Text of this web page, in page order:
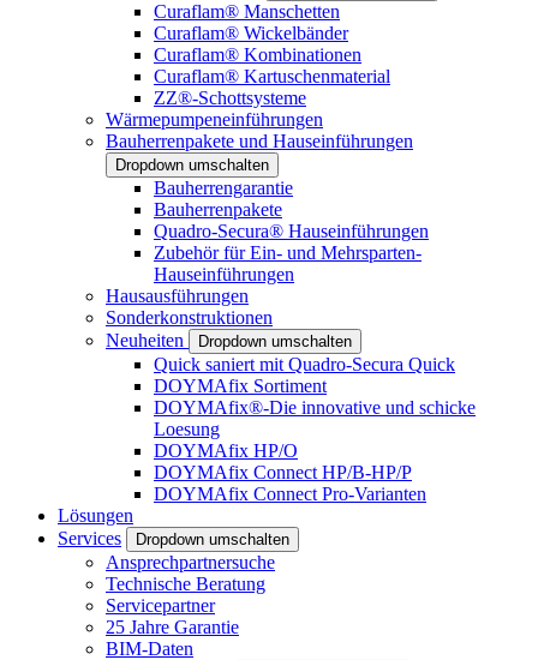
Curaflam® Manschetten
Curaflam® Wickelbänder
Curaflam® Kombinationen
Curaflam® Kartuschenmaterial
ZZ®-Schottsysteme
Wärmepumpeneinführungen
Bauherrenpakete und Hauseinführungen
Dropdown umschalten
Bauherrengarantie
Bauherrenpakete
Quadro-Secura® Hauseinführungen
Zubehör für Ein- und Mehrsparten-
Hauseinführungen
Hausausführungen
Sonderkonstruktionen
Neuheiten
Dropdown umschalten
Quick saniert mit Quadro-Secura Quick
DOYMAfix Sortiment
DOYMAfix®-Die innovative und schicke
Loesung
DOYMAfix HP/O
DOYMAfix Connect HP/B-HP/P
DOYMAfix Connect Pro-Varianten
Lösungen
Services
Dropdown umschalten
Ansprechpartnersuche
Technische Beratung
Servicepartner
25 Jahre Garantie
BIM-Daten